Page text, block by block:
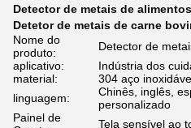
Detector de metais de
Detetor de metais de carne
Nome do
produto:
Detector de
aplicativo:
Indústria dos
material:
304 aço
linguagem:
Chinês, inglês,
personalizado
Painel de
Tela sensível ao